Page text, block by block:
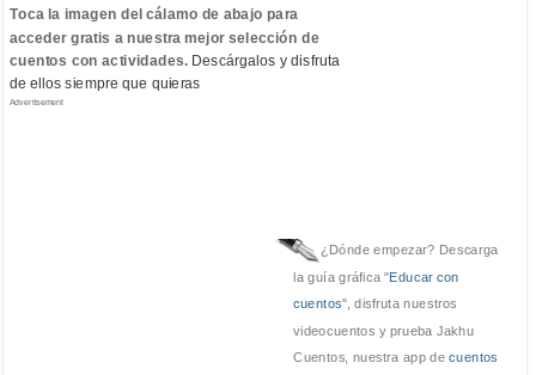
Toca la imagen del cálamo de abajo para
acceder gratis a nuestra mejor selección de
cuentos con actividades.Descárgalos y disfruta
de ellos siempre que quieras
Advertisement
¿Dónde empezar? Descarga
la guía gráfica "Educar con
cuentos", disfruta nuestros
videocuentos y prueba Jakhu
Cuentos, nuestra app decuentos